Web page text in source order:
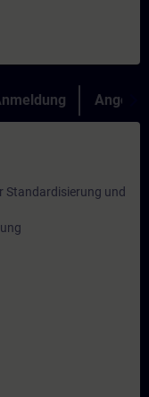
Angebot
Standardisierung und